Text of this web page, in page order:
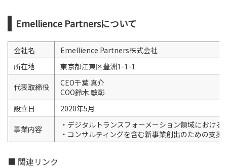
Emellience Partnersについて
会社名
Emellience Partners株式会社
所在地
東京都江東区豊洲1-1-1
代表取締役
CEO千葉 真介
COO鈴木 敏彰
設立日
2020年5月
事業内容
・デジタルトランスフォーメーション領域における
・コンサルティングを含む新事業創出のための支援
■ 関連リンク